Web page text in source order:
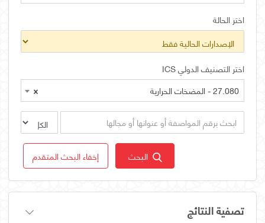
اختر الحالة
اختر التصنيف الدولي ICS
×
27.080 - المضخات الحرارية
البحث إخفاء البحث المتقدم
تصفية النتائج